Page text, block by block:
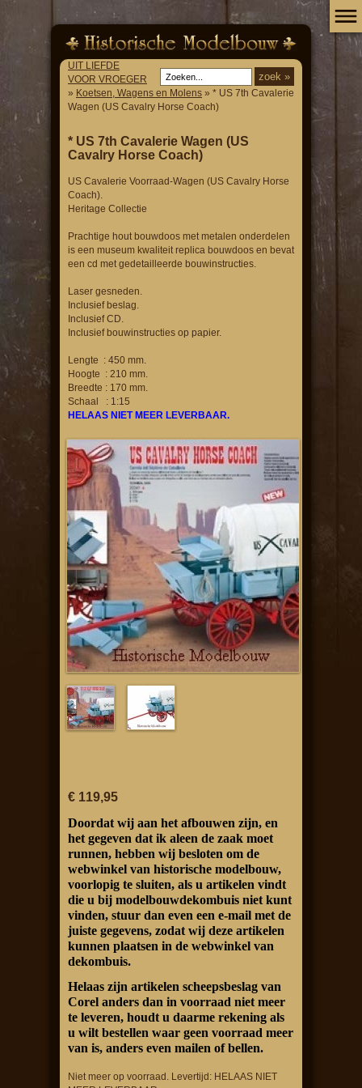
UIT LIEFDE
VOOR VROEGER
» Koetsen, Wagens en Molens » * US 7th Cavalerie
Wagen (US Cavalry Horse Coach)
* US 7th Cavalerie Wagen (US
Cavalry Horse Coach)
US Cavalerie Voorraad-Wagen (US Cavalry Horse
Coach).
Heritage Collectie
Prachtige hout bouwdoos met metalen onderdelen
is een museum kwaliteit replica bouwdoos en bevat
een cd met gedetailleerde bouwinstructies.
Laser gesneden.
Inclusief beslag.
Inclusief CD.
Inclusief bouwinstructies op papier.
Lengte : 450 mm.
Hoogte : 210 mm.
Breedte : 170 mm.
Schaal : 1:15
HELAAS NIET MEER LEVERBAAR.
€ 119,95
Doordat wij aan het afbouwen zijn, en
het gegeven dat ik aleen de zaak moet
runnen, hebben wij besloten om de
webwinkel van historische modelbouw,
voorlopig te sluiten, als u artikelen vindt
die u bij modelbouwdekombuis niet kunt
vinden, stuur dan even een e-mail met de
juiste gegevens, zodat wij deze artikelen
kunnen plaatsen in de webwinkel van
dekombuis.
Helaas zijn artikelen scheepsbeslag van
Corel anders dan in voorraad niet meer
te leveren, houdt u daarme rekening als
u wilt bestellen waar geen voorraad meer
van is, anders even mailen of bellen.
Niet meer op voorraad. Levertijd: HELAAS NIET